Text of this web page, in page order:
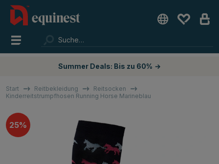
Summer Deals: Bis zu 60% →
Start Reitbekleidung
Reitsocken
Kinderreitstrumpfhosen Running Horse Marineblau
25%